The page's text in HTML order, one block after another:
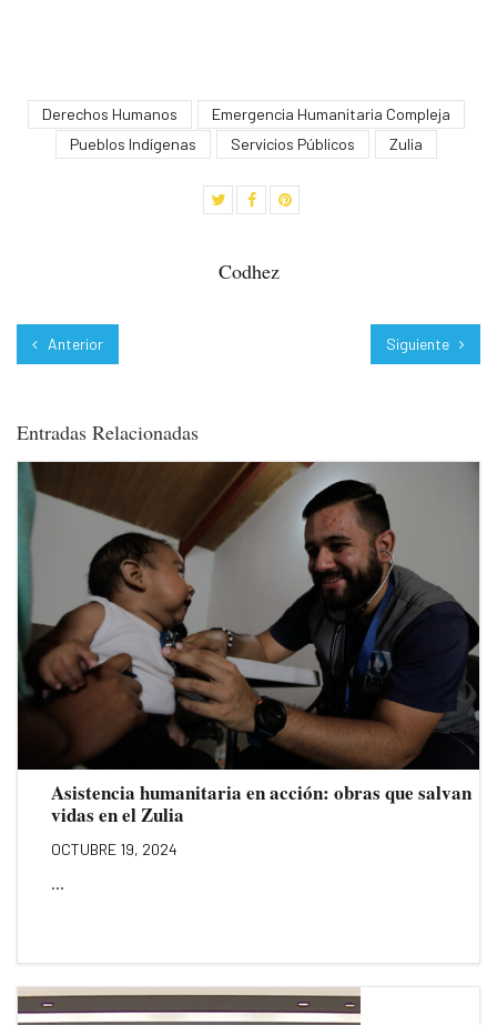
Derechos Humanos
Emergencia Humanitaria Compleja
Pueblos Indígenas
Servicios Públicos Zulia
Codhez
Anterior Siguiente
Entradas Relacionadas
Asistencia humanitaria en acción: obras que salvan
vidas en el Zulia
OCTUBRE 19, 2024
...